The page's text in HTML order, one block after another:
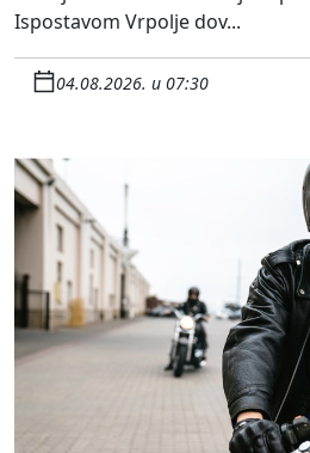
Ispostavom Vrpolje dov...
04.08.2026. u 07:30